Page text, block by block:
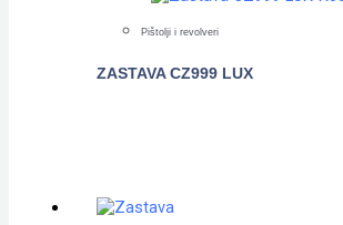
Pištolji i revolveri
ZASTAVA CZ999 LUX